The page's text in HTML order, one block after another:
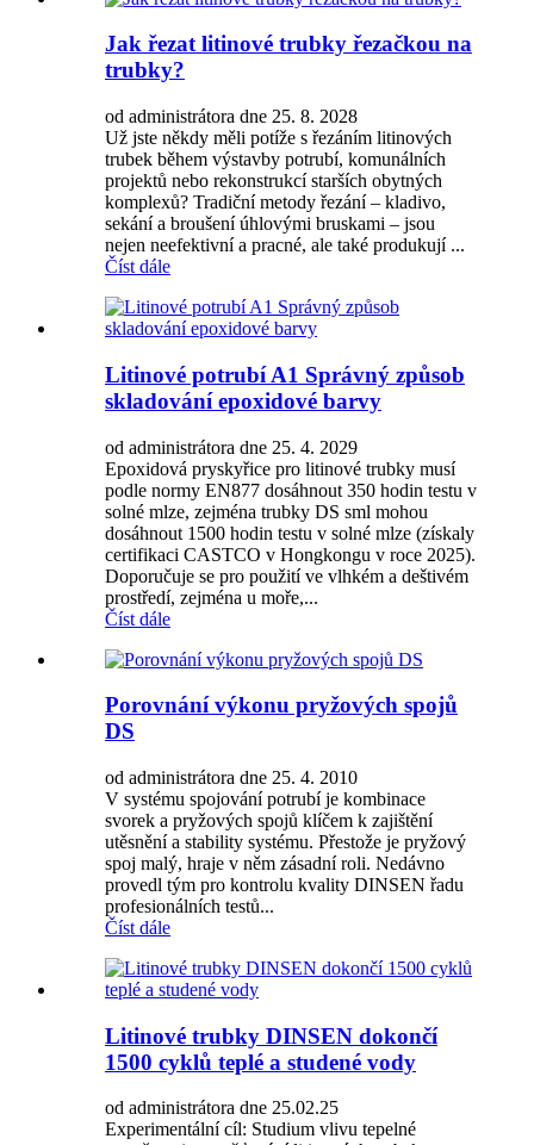
Jak řezat litinové trubky řezačkou na
trubky?
od administrátora dne 25. 8. 2028
Už jste někdy měli potíže s řezáním litinových
trubek během výstavby potrubí, komunálních
projektů nebo rekonstrukcí starších obytných
komplexů? Tradiční metody řezání – kladivo,
sekání a broušení úhlovými bruskami – jsou
nejen neefektivní a pracné, ale také produkují ...
Číst dále
Litinové potrubí A1 Správný způsob
skladování epoxidové barvy
od administrátora dne 25. 4. 2029
Epoxidová pryskyřice pro litinové trubky musí
podle normy EN877 dosáhnout 350 hodin testu v
solné mlze, zejména trubky DS sml mohou
dosáhnout 1500 hodin testu v solné mlze (získaly
certifikaci CASTCO v Hongkongu v roce 2025).
Doporučuje se pro použití ve vlhkém a deštivém
prostředí, zejména u moře,...
Číst dále
Porovnání výkonu pryžových spojů
DS
od administrátora dne 25. 4. 2010
V systému spojování potrubí je kombinace
svorek a pryžových spojů klíčem k zajištění
utěsnění a stability systému. Přestože je pryžový
spoj malý, hraje v něm zásadní roli. Nedávno
provedl tým pro kontrolu kvality DINSEN řadu
profesionálních testů...
Číst dále
Litinové trubky DINSEN dokončí
1500 cyklů teplé a studené vody
od administrátora dne 25.02.25
Experimentální cíl: Studium vlivu tepelné